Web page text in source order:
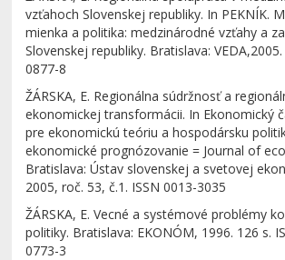
vzťahoch Slovenskej republiky. In PEKNÍK.
mienka a politika: medzinárodné vzťahy a
Slovenskej republiky. Bratislava:
0877-8
ŽÁRSKA, E. Regionálna súdržnosť a
ekonomickej transformácii. In Ekonomický
pre ekonomickú teóriu a hospodársku
ekonomické prognózovanie = Journal of
Bratislava: Ústav slovenskej a svetovej
2005, roč. 53, č.1. ISSN 0013-3035
ŽÁRSKA, E. Vecné a systémové problémy
politiky. Bratislava: EKONÓM, 1996. 126 s.
0773-3